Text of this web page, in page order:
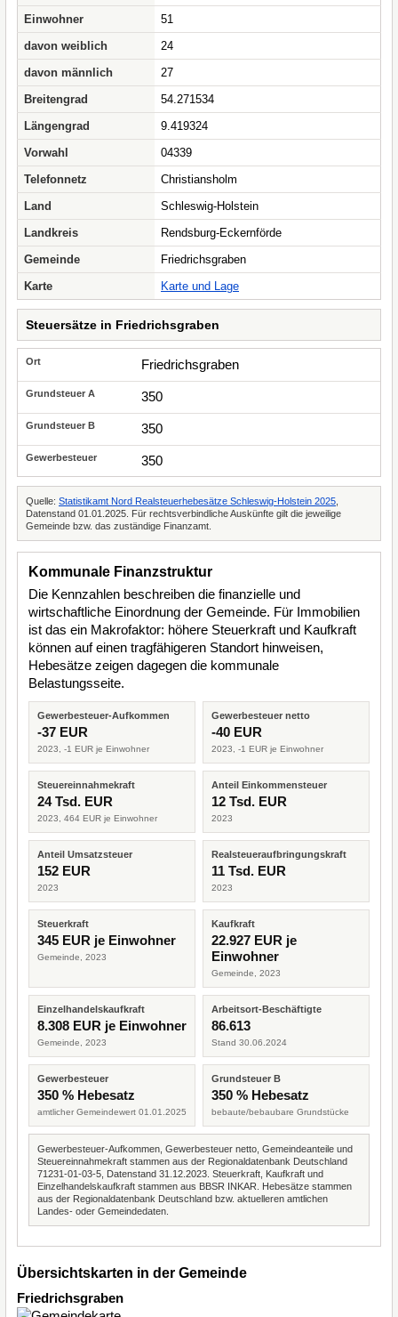
Einwohner
51
davon weiblich
24
davon männlich
27
Breitengrad
54.271534
Längengrad
9.419324
Vorwahl
04339
Telefonnetz
Christiansholm
Land
Schleswig-Holstein
Landkreis
Rendsburg-Eckernförde
Gemeinde
Friedrichsgraben
Karte
Karte und Lage
Steuersätze in Friedrichsgraben
Friedrichsgraben
350
350
350
Quelle: Statistikamt Nord Realsteuerhebesätze Schleswig-Holstein 2025
Datenstand 01.01.2025. Für rechtsverbindliche Auskünfte gilt die jeweilige
Gemeinde bzw. das zuständige Finanzamt.
Kommunale Finanzstruktur
Die Kennzahlen beschreiben die finanzielle und
wirtschaftliche Einordnung der Gemeinde. Für Immobilien
ist das ein Makrofaktor: höhere Steuerkraft und Kaufkraft
können auf einen tragfähigeren Standort hinweisen,
Hebesätze zeigen dagegen die kommunale
Belastungsseite.
Gewerbesteuer-Aufkommen
-37 EUR
2023, -1 EUR je Einwohner
Gewerbesteuer netto
-40 EUR
2023, -1 EUR je Einwohner
Steuereinnahmekraft
24 Tsd. EUR
2023, 464 EUR je Einwohner
Anteil Einkommensteuer
12 Tsd. EUR
2023
Anteil Umsatzsteuer
152 EUR
2023
Realsteueraufbringungskraft
11 Tsd. EUR
2023
Steuerkraft
345 EUR je Einwohner
Gemeinde, 2023
Kaufkraft
22.927 EUR je
Einwohner
Gemeinde, 2023
Einzelhandelskaufkraft
8.308 EUR je Einwohner
Gemeinde, 2023
Arbeitsort-Beschäftigte
86.613
Stand 30.06.2024
Gewerbesteuer
350 % Hebesatz
amtlicher Gemeindewert 01.01.2025
Grundsteuer B
350 % Hebesatz
bebaute/bebaubare Grundstücke
Gewerbesteuer-Aufkommen, Gewerbesteuer netto, Gemeindeanteile und
Steuereinnahmekraft stammen aus der Regionaldatenbank Deutschland
71231-01-03-5, Datenstand 31.12.2023. Steuerkraft, Kaufkraft und
Einzelhandelskaufkraft stammen aus BBSR INKAR. Hebesätze stammen
aus der Regionaldatenbank Deutschland bzw. aktuelleren amtlichen
Landes- oder Gemeindedaten.
Übersichtskarten in der Gemeinde
Friedrichsgraben